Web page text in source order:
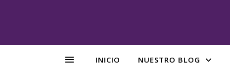
INICIO NUESTRO BLOG